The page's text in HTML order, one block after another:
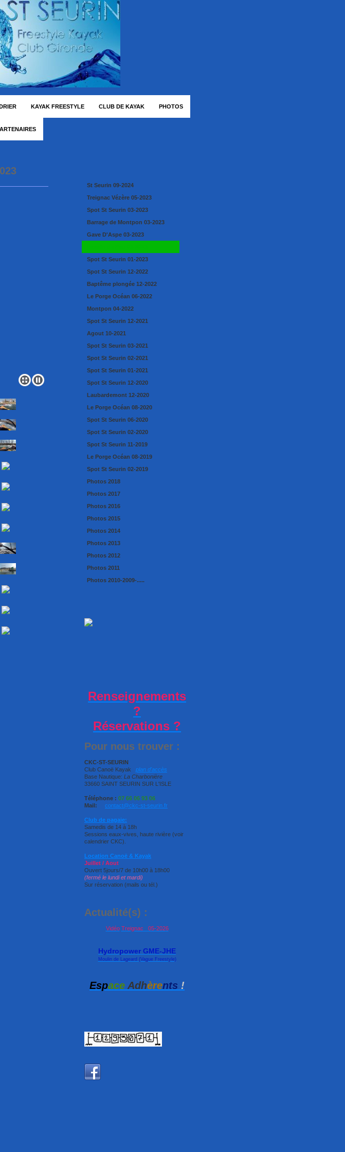
KAYAK FREESTYLE CLUB DE KAYAK PHOTOS
St Seurin 09-2024
Treignac Vézère 05-2023
Spot St Seurin 03-2023
Barrage de Montpon 03-2023
Gave D'Aspe 03-2023
Spot St Seurin 01-2023
Spot St Seurin 12-2022
Baptême plongée 12-2022
Le Porge Océan 06-2022
Montpon 04-2022
Spot St Seurin 12-2021
Agout 10-2021
Spot St Seurin 03-2021
Spot St Seurin 02-2021
Spot St Seurin 01-2021
Spot St Seurin 12-2020
Laubardemont 12-2020
Le Porge Océan 08-2020
Spot St Seurin 06-2020
Spot St Seurin 02-2020
Spot St Seurin 11-2019
Le Porge Océan 08-2019
Spot St Seurin 02-2019
Photos 2018
Photos 2017
Photos 2016
Photos 2015
Photos 2014
Photos 2013
Photos 2012
Photos 2011
Photos 2010-2009-.....
Renseignements
?
Réservations ?
Pour nous trouver :
CKC-ST-SEURIN
Club Canoë Kayak plan d'accès
Base Nautique: La Charbonière
33660 SAINT SEURIN SUR L'ISLE
Téléphone : 07 66 06 93 06
Mail:
contact@ckc-st-seurin.fr
Club de pagaie:
Samedis de 14 à 18h
Sessions eaux-vives, haute rivière (voir
calendrier CKC).
Location Canoë & Kayak
Juillet / Aout
Ouvert 5jours/7 de 10h00 à 18h00
(fermé le lundi et mardi)
Sur réservation (mails ou tél.)
Actualité(s) :
Vidéo Treignac 05-2026
Hydropower GME-JHE
Moulin de Lageard (Vague Freestyle)
Espace Adhèrents !